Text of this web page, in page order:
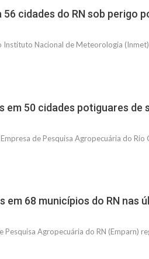
cidades do RN sob perigo
Instituto Nacional de Meteorologia
em 50 cidades potiguares
de Pesquisa Agropecuária do
em 68 municípios do RN nas
Pesquisa Agropecuária do RN (Emparn)